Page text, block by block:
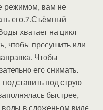
режимом, вам не
его.7.Съёмный
хватает на цикл
чтобы просушить или
Чтобы
его снимать.
под струю
быстрее,
воды в сложенном виде